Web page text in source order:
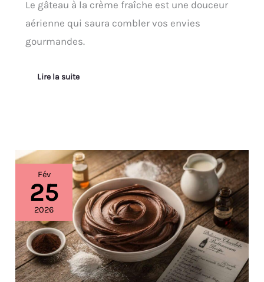
Le gâteau à la crème fraîche est une douceur
aérienne qui saura combler vos envies
gourmandes.
Lire la suite
Fév
25
2026
Recette
de
crème
au
beurre
au
chocolat
délicieuse